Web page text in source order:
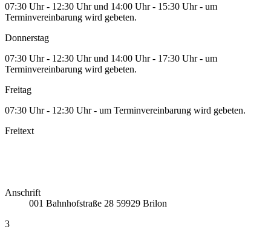
07:30 Uhr - 12:30 Uhr und 14:00 Uhr - 15:30 Uhr - um
Terminvereinbarung wird gebeten.
Donnerstag
07:30 Uhr - 12:30 Uhr und 14:00 Uhr - 17:30 Uhr - um
Terminvereinbarung wird gebeten.
Freitag
07:30 Uhr - 12:30 Uhr - um Terminvereinbarung wird gebeten.
Freitext
Anschrift
001 Bahnhofstraße 28 59929 Brilon
3